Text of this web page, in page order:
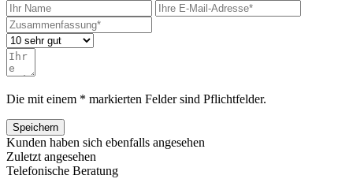
Die mit einem * markierten Felder sind Pflichtfelder.
Speichern
Kunden haben sich ebenfalls angesehen
Zuletzt angesehen
Telefonische Beratung